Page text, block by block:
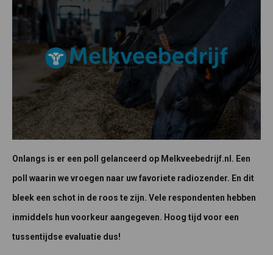
Onlangs is er een poll gelanceerd op Melkveebedrijf.nl. Een
poll waarin we vroegen naar uw favoriete radiozender. En dit
bleek een schot in de roos te zijn. Vele respondenten hebben
inmiddels hun voorkeur aangegeven. Hoog tijd voor een
tussentijdse evaluatie dus!